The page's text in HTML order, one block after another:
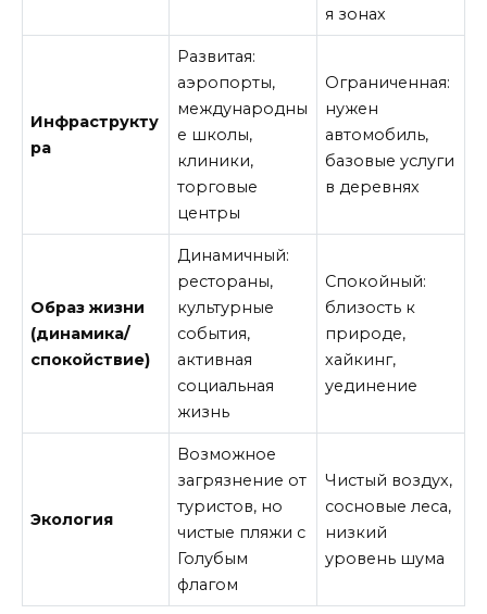
я зонах
Инфраструкту
ра
Развитая:
аэропорты,
международны
е школы,
клиники,
торговые
центры
Ограниченная:
нужен
автомобиль,
базовые услуги
в деревнях
Образ жизни
(динамика/
спокойствие)
Динамичный:
рестораны,
культурные
события,
активная
социальная
жизнь
Спокойный:
близость к
природе,
хайкинг,
уединение
Экология
Возможное
загрязнение от
туристов, но
чистые пляжи с
Голубым
флагом
Чистый воздух,
сосновые леса,
низкий
уровень шума